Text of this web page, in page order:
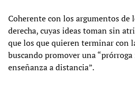
Coherente con los argumentos de
derecha, cuyas ideas toman sin
que los que quieren terminar con
buscando promover una
enseñanza a distancia”.